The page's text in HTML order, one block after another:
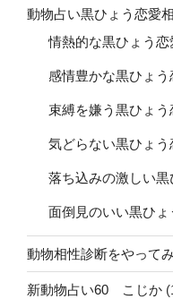
動物占い黒ひょう恋愛
情熱的な黒ひょう恋
感情豊かな黒ひょう
束縛を嫌う黒ひょう
気どらない黒ひょう
落ち込みの激しい
面倒見のいい黒ひょ
動物相性診断をやって
新動物占い60 こじか